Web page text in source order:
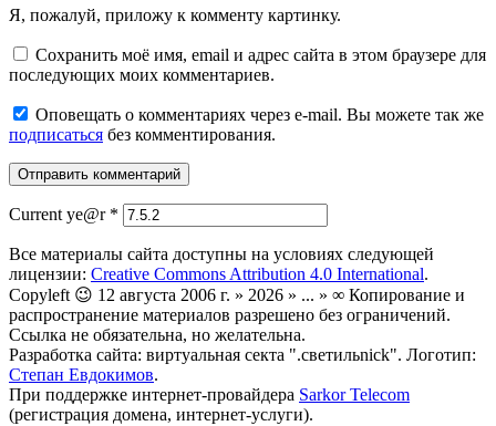
Я, пожалуй, приложу к комменту картинку.
Сохранить моё имя, email и адрес сайта в этом браузере для
последующих моих комментариев.
Оповещать о комментариях через e-mail. Вы можете так же
подписаться без комментирования.
Current ye@r *
Все материалы сайта доступны на условиях следующей
лицензии: Creative Commons Attribution 4.0 International.
Copyleft 😉 12 августа 2006 г. » 2026 » ... » ∞ Копирование и
распространение материалов разрешено без ограничений.
Ссылка не обязательна, но желательна.
Разработка сайта: виртуальная секта ".светильnick". Логотип:
Степан Евдокимов.
При поддержке интернет-провайдера Sarkor Telecom
(регистрация домена, интернет-услуги).